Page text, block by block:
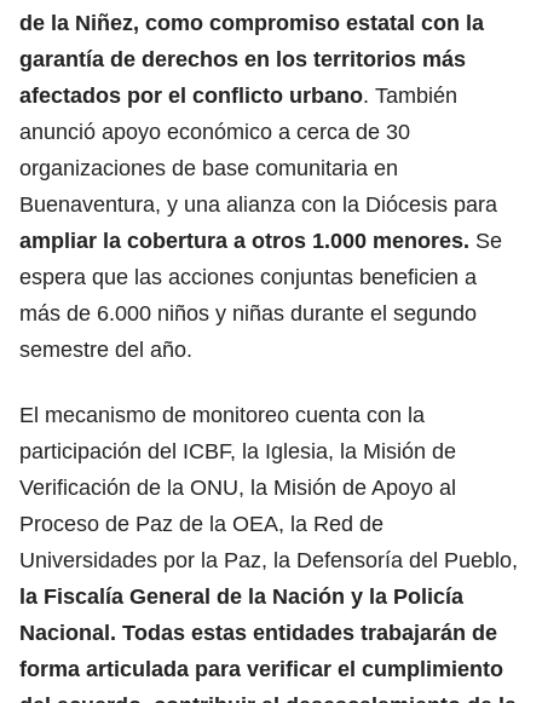
de la Niñez, como compromiso estatal con la
garantía de derechos en los territorios más
afectados por el conflicto urbano. También
anunció apoyo económico a cerca de 30
organizaciones de base comunitaria en
Buenaventura, y una alianza con la Diócesis para
ampliar la cobertura a otros 1.000 menores. Se
espera que las acciones conjuntas beneficien a
más de 6.000 niños y niñas durante el segundo
semestre del año.
El mecanismo de monitoreo cuenta con la
participación del ICBF, la Iglesia, la Misión de
Verificación de la ONU, la Misión de Apoyo al
Proceso de Paz de la OEA, la Red de
Universidades por la Paz, la Defensoría del Pueblo,
la Fiscalía General de la Nación y la Policía
Nacional. Todas estas entidades trabajarán de
forma articulada para verificar el cumplimiento